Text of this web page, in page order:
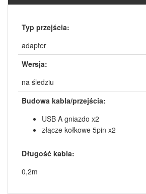
Typ przejścia:
adapter
Wersja:
na śledziu
Budowa kabla/przejścia:
USB A gniazdo x2
złącze kołkowe 5pin x2
Długość kabla:
0,2m